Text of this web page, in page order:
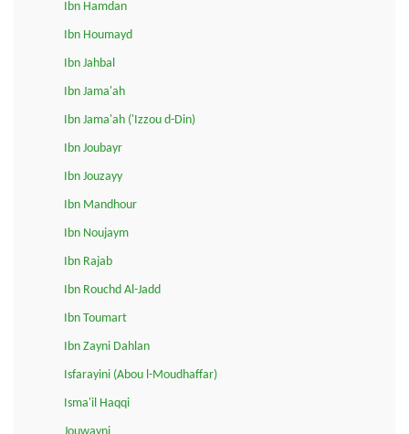
Ibn Hamdan
Ibn Houmayd
Ibn Jahbal
Ibn Jama'ah
Ibn Jama'ah ('Izzou d-Din)
Ibn Joubayr
Ibn Jouzayy
Ibn Mandhour
Ibn Noujaym
Ibn Rajab
Ibn Rouchd Al-Jadd
Ibn Toumart
Ibn Zayni Dahlan
Isfarayini (Abou l-Moudhaffar)
Isma'il Haqqi